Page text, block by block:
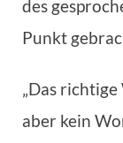
des
Punkt
„Das
aber kein